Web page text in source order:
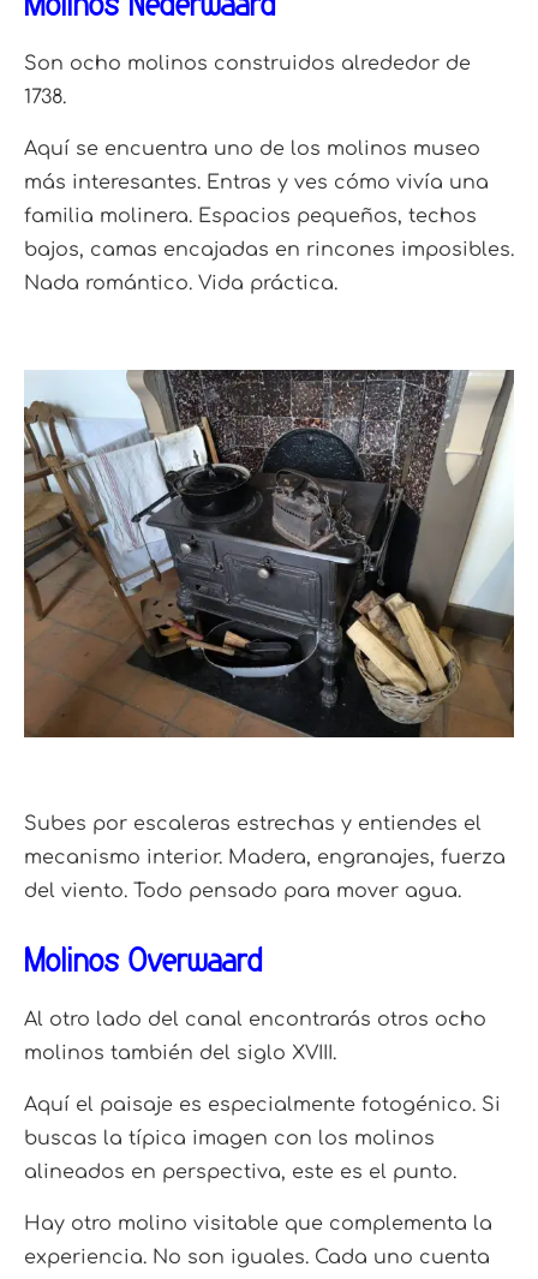
Son ocho molinos construidos alrededor de
1738.
Aquí se encuentra uno de los molinos museo
más interesantes. Entras y ves cómo vivía una
familia molinera. Espacios pequeños, techos
bajos, camas encajadas en rincones imposibles.
Nada romántico. Vida práctica.
Subes por escaleras estrechas y entiendes el
mecanismo interior. Madera, engranajes, fuerza
del viento. Todo pensado para mover agua.
Molinos Overwaard
Al otro lado del canal encontrarás otros ocho
molinos también del siglo XVIII.
Aquí el paisaje es especialmente fotogénico. Si
buscas la típica imagen con los molinos
alineados en perspectiva, este es el punto.
Hay otro molino visitable que complementa la
experiencia. No son iguales. Cada uno cuenta